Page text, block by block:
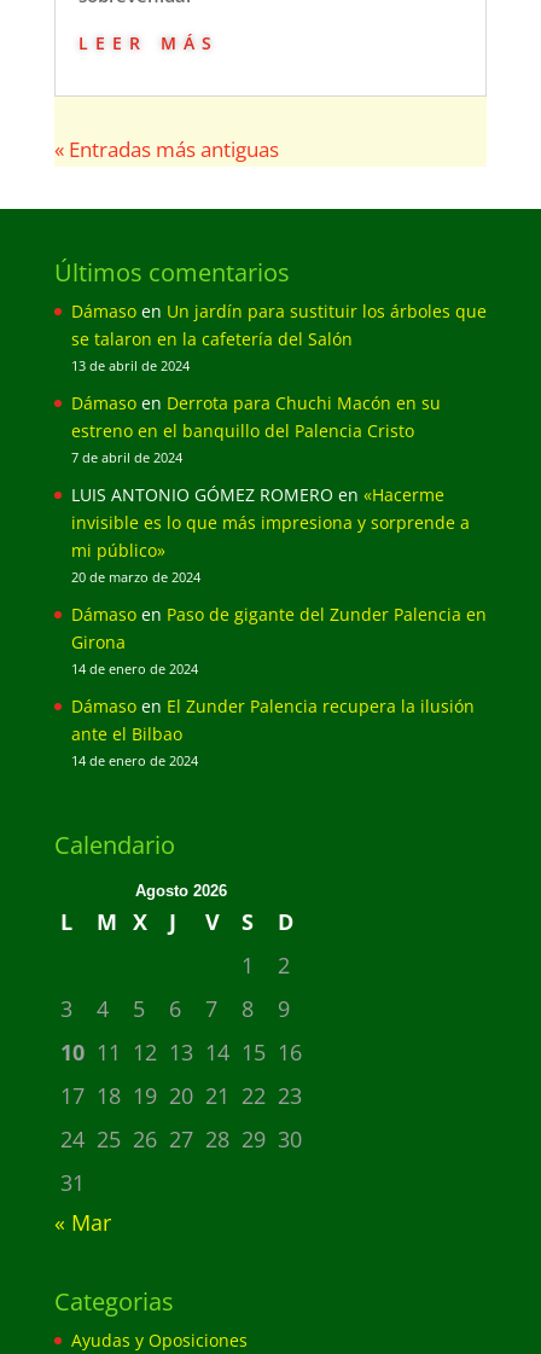
leer más
« Entradas más antiguas
Últimos comentarios
Dámasoen Un jardín para sustituir los árboles que
se talaron en la cafetería del Salón
13 de abril de 2024
Dámasoen Derrota para Chuchi Macón en su
estreno en el banquillo del Palencia Cristo
7 de abril de 2024
LUIS ANTONIO GÓMEZ ROMERO en «Hacerme
invisible es lo que más impresiona y sorprende a
mi público»
20 de marzo de 2024
Dámasoen Paso de gigante del Zunder Palencia en
Girona
14 de enero de 2024
Dámasoen El Zunder Palencia recupera la ilusión
ante el Bilbao
14 de enero de 2024
Calendario
Agosto 2026
L M X J V S
D
1
2
3
4 5 6 7 8
9
10 11 12 13 14 15 16
17 18 19 20 21 22 23
24 25 26 27 28 29 30
31
« Mar
Categorias
Ayudas y Oposiciones